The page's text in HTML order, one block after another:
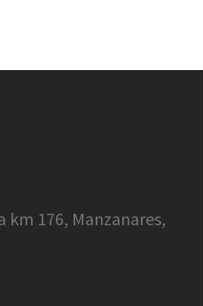
km 176, Manzanares,